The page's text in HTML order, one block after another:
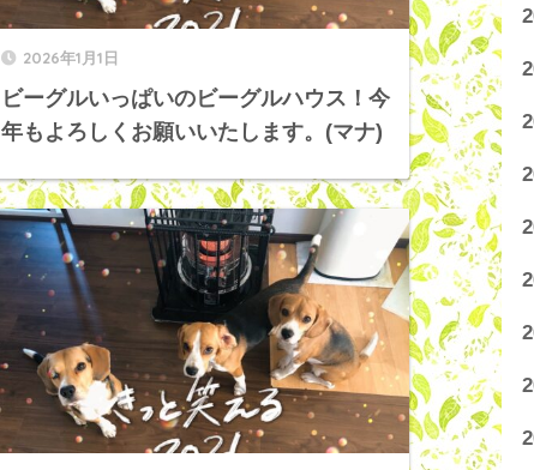
2026年1月1日
ビーグルいっぱいのビーグルハウス！今
年もよろしくお願いいたします。(マナ)